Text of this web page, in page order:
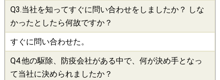
Q3.当社を知ってすぐに問い合わせをしましたか？ しな
かったとしたら何故ですか？
すぐに問い合わせた。
Q4.他の駆除、 防疫会社がある中で、何が決め手となっ
て当社に決められましたか？